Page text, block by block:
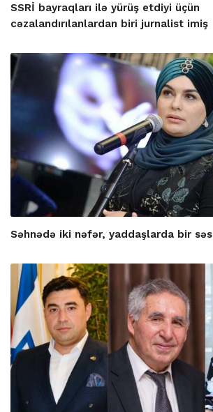
SSRİ bayraqları ilə yürüş etdiyi üçün
cəzalandırılanlardan biri jurnalist imiş
Səhnədə iki nəfər, yaddaşlarda bir səs